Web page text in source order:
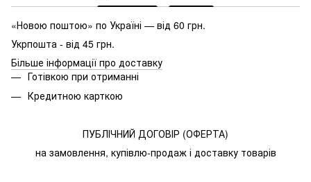
«Новою поштою» по Україні — від 60 грн.
Укрпошта - від 45 грн.
Більше інформації про доставку
Готівкою при отриманні
Кредитною карткою
ПУБЛІЧНИЙ ДОГОВІР (ОФЕРТА)
на замовлення, купівлю-продаж і доставку товарів